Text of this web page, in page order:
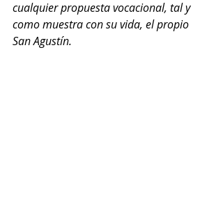
cualquier propuesta vocacional, tal y
como muestra con su vida, el propio
San Agustín.